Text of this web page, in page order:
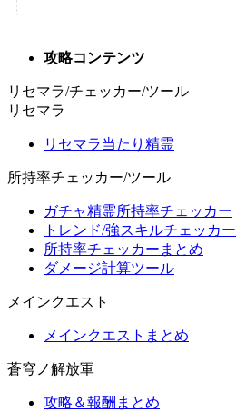
攻略コンテンツ
リセマラ/チェッカー/ツール
リセマラ
リセマラ当たり精霊
所持率チェッカー/ツール
ガチャ精霊所持率チェッカー
トレンド/強スキルチェッカー
所持率チェッカーまとめ
ダメージ計算ツール
メインクエスト
メインクエストまとめ
蒼穹ノ解放軍
攻略＆報酬まとめ